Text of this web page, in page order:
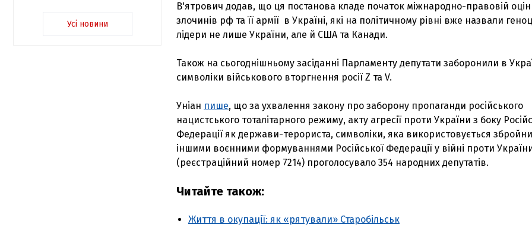
Усі новини
В'ятрович додав, що ця постанова кладе початок міжнародно-правовій
злочинів рф та її армії в Україні, які на політичному рівні вже назвали
лідери не лише України, але й США та Канади.
Також на сьогоднішньому засіданні Парламенту депутати заборонили в
символіки військового вторгнення росії Z та V.
Уніан пише, що за ухвалення закону про заборону пропаганди російського
нацистського тоталітарного режиму, акту агресії проти України з боку
Федерації як держави-терориста, символіки, яка використовується
іншими воєнними формуваннями Російської Федерації у війні проти
(реєстраційний номер 7214) проголосувало 354 народних депутатів.
Читайте також:
Життя в окупації: як «рятували» Старобільськ